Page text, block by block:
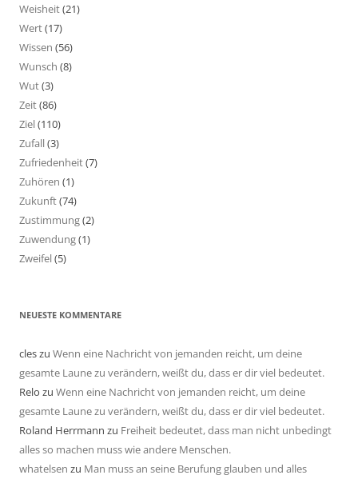
Weisheit(21)
Wert(17)
Wissen (56)
Wunsch (8)
Wut(3)
Zeit(86)
Ziel(110)
Zufall(3)
Zufriedenheit(7)
Zuhören (1)
Zukunft(74)
Zustimmung(2)
Zuwendung(1)
Zweifel(5)
NEUESTE KOMMENTARE
cleszu Wenn eine Nachricht von jemanden reicht, um deine
gesamte Laune zu verändern, weißt du, dass er dir viel bedeutet.
Relo zu Wenn eine Nachricht von jemanden reicht, um deine
gesamte Laune zu verändern, weißt du, dass er dir viel bedeutet.
Roland Herrmann zu Freiheit bedeutet, dass man nicht unbedingt
alles so machen muss wie andere Menschen.
whatelsen zu Man muss an seine Berufung glauben und alles